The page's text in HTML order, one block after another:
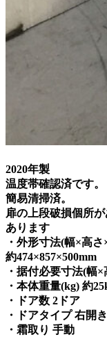
2020年製
温度帯確認済です。
簡易清掃済。
扉の上段破損個所
あります
・外形寸法(幅×高
約474×857×500mm
・据付必要寸法(幅
・本体重量(kg) 約
・ドア数 2ドア
・ドアタイプ 右開
・霜取り 手動